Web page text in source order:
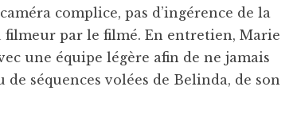
complice, pas d’ingérence de la
par le filmé. En entretien, Marie
une équipe légère afin de ne jamais
de séquences volées de Belinda, de son